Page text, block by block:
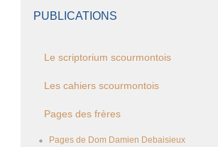
PUBLICATIONS
Le scriptorium scourmontois
Les cahiers scourmontois
Pages des frères
Pages de Dom Damien Debaisieux